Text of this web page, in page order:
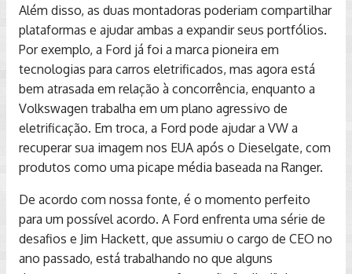
Além disso, as duas montadoras poderiam compartilhar
plataformas e ajudar ambas a expandir seus portfólios.
Por exemplo, a Ford já foi a marca pioneira em
tecnologias para carros eletrificados, mas agora está
bem atrasada em relação à concorrência, enquanto a
Volkswagen trabalha em um plano agressivo de
eletrificação. Em troca, a Ford pode ajudar a VW a
recuperar sua imagem nos EUA após o Dieselgate, com
produtos como uma picape média baseada na Ranger.
De acordo com nossa fonte, é o momento perfeito
para um possível acordo. A Ford enfrenta uma série de
desafios e Jim Hackett, que assumiu o cargo de CEO no
ano passado, está trabalhando no que alguns